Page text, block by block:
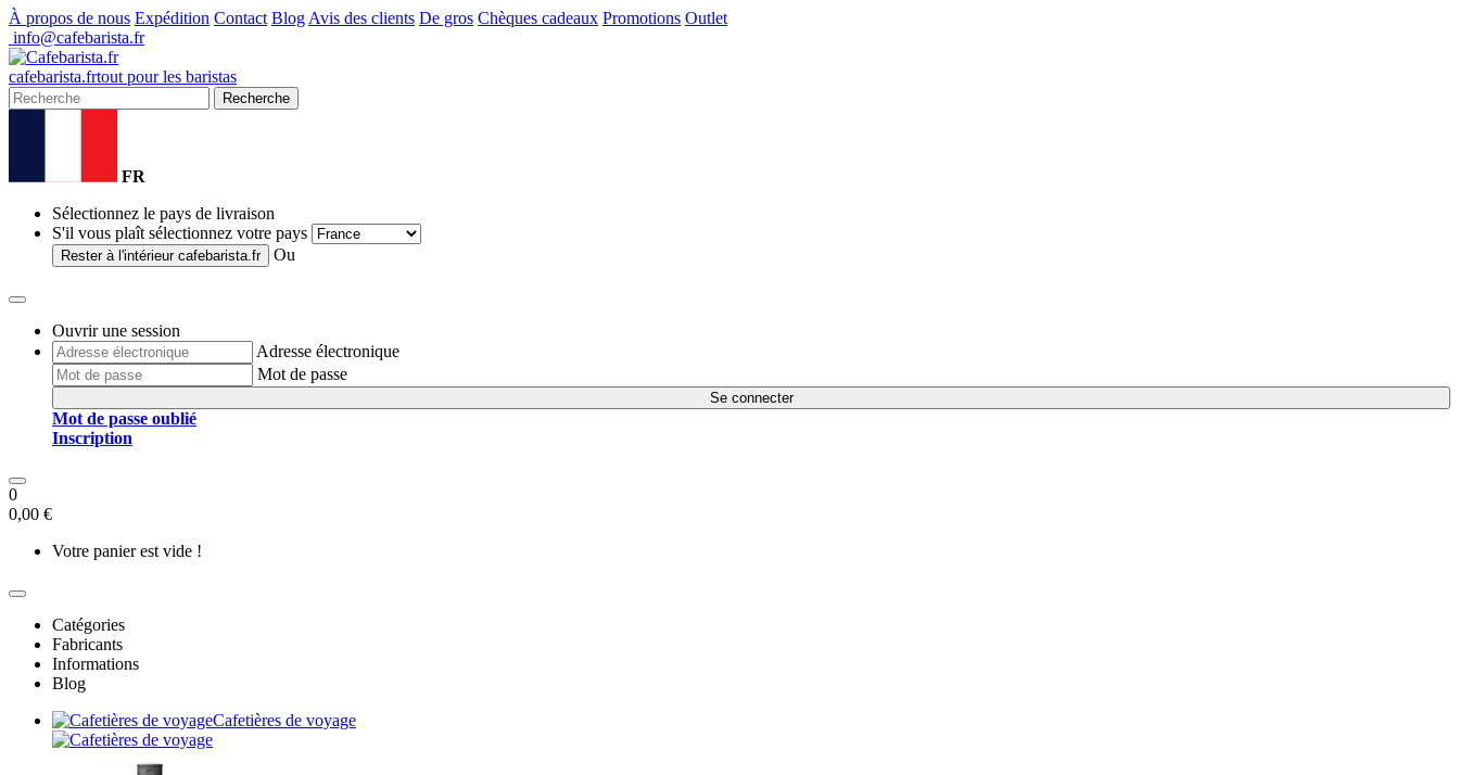
À propos de nous Expédition Contact Blog Avis des clients De gros Chèques cadeaux Promotions Outlet
info@cafebarista.fr
cafebarista.frtout pour les baristas
Recherche
FR
Sélectionnez le pays de livraison
S'il vous plaît sélectionnez votre pays
Rester à l'intérieur cafebarista.fr Ou
Ouvrir une session
Adresse électronique
Mot de passe
Se connecter
Mot de passe oublié
Inscription
0
0,00 €
Votre panier est vide !
Catégories
Fabricants
Informations
Blog
Cafetières de voyage